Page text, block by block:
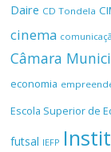
Daire CD Tondela
cinema
Câmara
economia
Escola Superior de
futsal IEFP